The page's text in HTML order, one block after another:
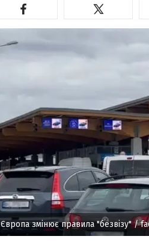
Європа змінює правила "безвізу"/